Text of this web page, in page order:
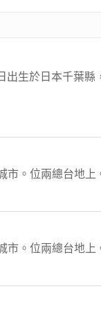
出生於日本千葉
市。位兩總台地
市。位兩總台地